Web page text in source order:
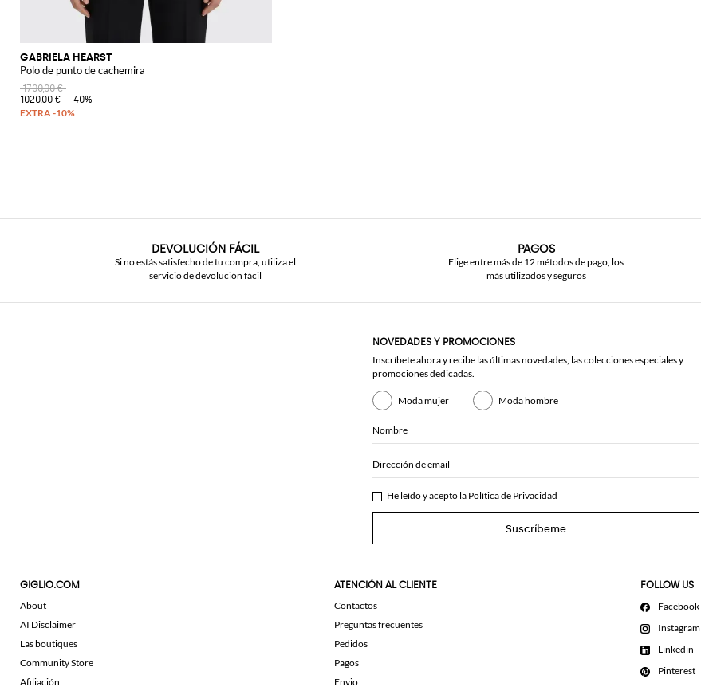
GABRIELA HEARST
Polo de punto de cachemira
1700,00 €
1020,00 €
-40%
DEVOLUCIÓN FÁCIL
Si no estás satisfecho de tu compra, utiliza el
servicio de devolución fácil
PAGOS
Elige entre más de 12 métodos de pago, los
más utilizados y seguros
NOVEDADES Y PROMOCIONES
Inscríbete ahora y recibe las últimas novedades, las colecciones especiales y
promociones dedicadas.
Moda mujer Moda hombre
Nombre
Dirección de email
He leído y acepto la Política de Privacidad
Suscríbeme
GIGLIO.COM
About
AI Disclaimer
Las boutiques
Community Store
Afiliación
ATENCIÓN AL CLIENTE
Contactos
Preguntas frecuentes
Pedidos
Pagos
Envio
FOLLOW US
Facebook
Instagram
Linkedin
Pinterest